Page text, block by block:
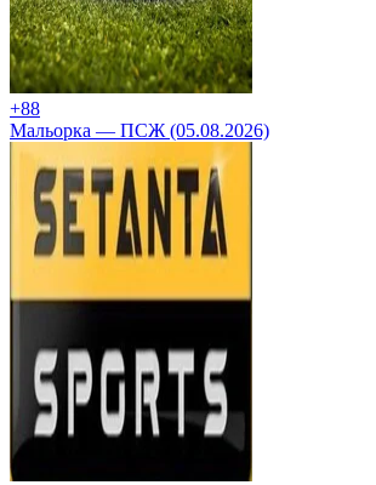
+88
Мальорка — ПСЖ (05.08.2026)